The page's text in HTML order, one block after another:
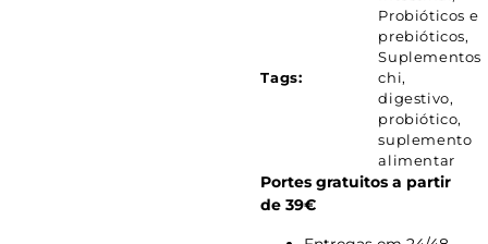
Probióticos e
prebióticos,
Suplementos
Tags:
chi,
digestivo,
probiótico,
suplemento
alimentar
Portes gratuitos a partir
de 39€